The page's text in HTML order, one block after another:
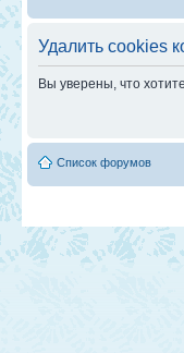
Удалить cookies
Вы уверены, что
Список форумов